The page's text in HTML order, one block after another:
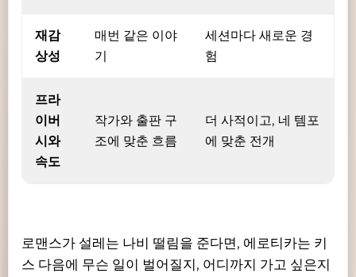
재감
상성
매번 같은 이야
기
세션마다 새로운 경
험
프라
이버
시와
속도
작가와 출판 구
조에 맞춘 흐름
더 사적이고, 네 템포
에 맞춘 전개
로맨스가 설레는 나비 떨림을 준다면, 에로티카는 키
스 다음에 무슨 일이 벌어질지, 어디까지 가고 싶은지